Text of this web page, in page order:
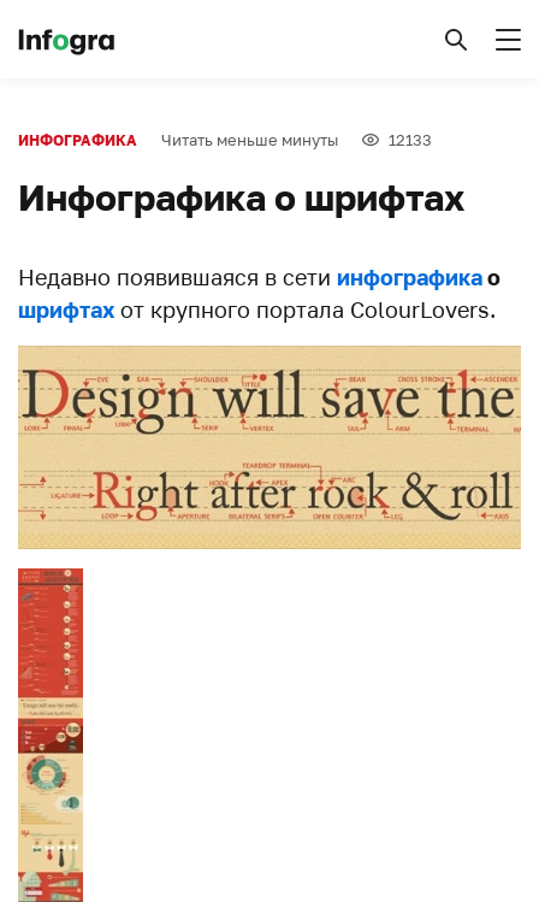
ИНФОГРАФИКА Читать меньше минуты 12133
Инфографика о шрифтах
Недавно появившаяся в сети инфографикао
шрифтах от крупного портала ColourLovers.